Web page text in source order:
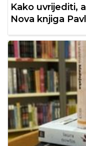
Kako uvrijediti,
Nova knjiga